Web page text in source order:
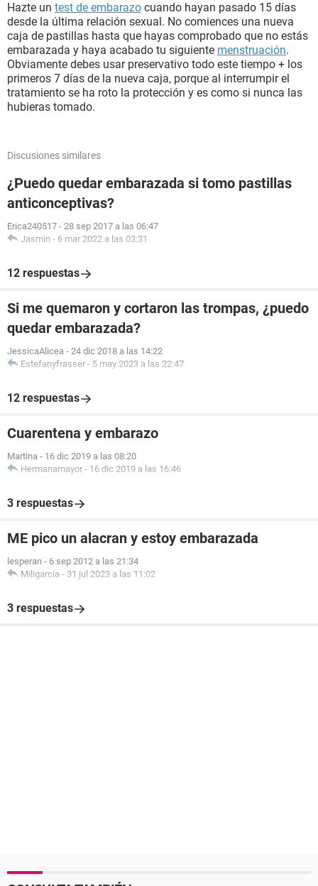
Hazte un test de embarazo cuando hayan pasado 15 días
desde la última relación sexual. No comiences una nueva
caja de pastillas hasta que hayas comprobado que no estás
embarazada y haya acabado tu siguiente menstruación.
Obviamente debes usar preservativo todo este tiempo + los
primeros 7 días de la nueva caja, porque al interrumpir el
tratamiento se ha roto la protección y es como si nunca las
hubieras tomado.
Discusiones similares
¿Puedo quedar embarazada si tomo pastillas
anticonceptivas?
Erica240517 - 28 sep 2017 a las 06:47
Jasmin - 6 mar 2022 a las 03:31
12 respuestas
Si me quemaron y cortaron las trompas, ¿puedo
quedar embarazada?
JessicaAlicea - 24 dic 2018 a las 14:22
Estefanyfrasser - 5 may 2023 a las 22:47
12 respuestas
Cuarentena y embarazo
Martina - 16 dic 2019 a las 08:20
Hermanamayor - 16 dic 2019 a las 16:46
3 respuestas
ME pico un alacran y estoy embarazada
lesperan - 6 sep 2012 a las 21:34
Miligarcia - 31 jul 2023 a las 11:02
3 respuestas